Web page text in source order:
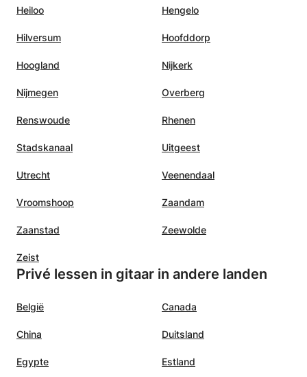
Heiloo Hengelo
Hilversum Hoofddorp
Hoogland Nijkerk
Nijmegen Overberg
Renswoude Rhenen
Stadskanaal Uitgeest
Utrecht Veenendaal
Vroomshoop Zaandam
Zaanstad Zeewolde
Zeist
Privé lessen in gitaar in andere landen
België Canada
China Duitsland
Egypte Estland